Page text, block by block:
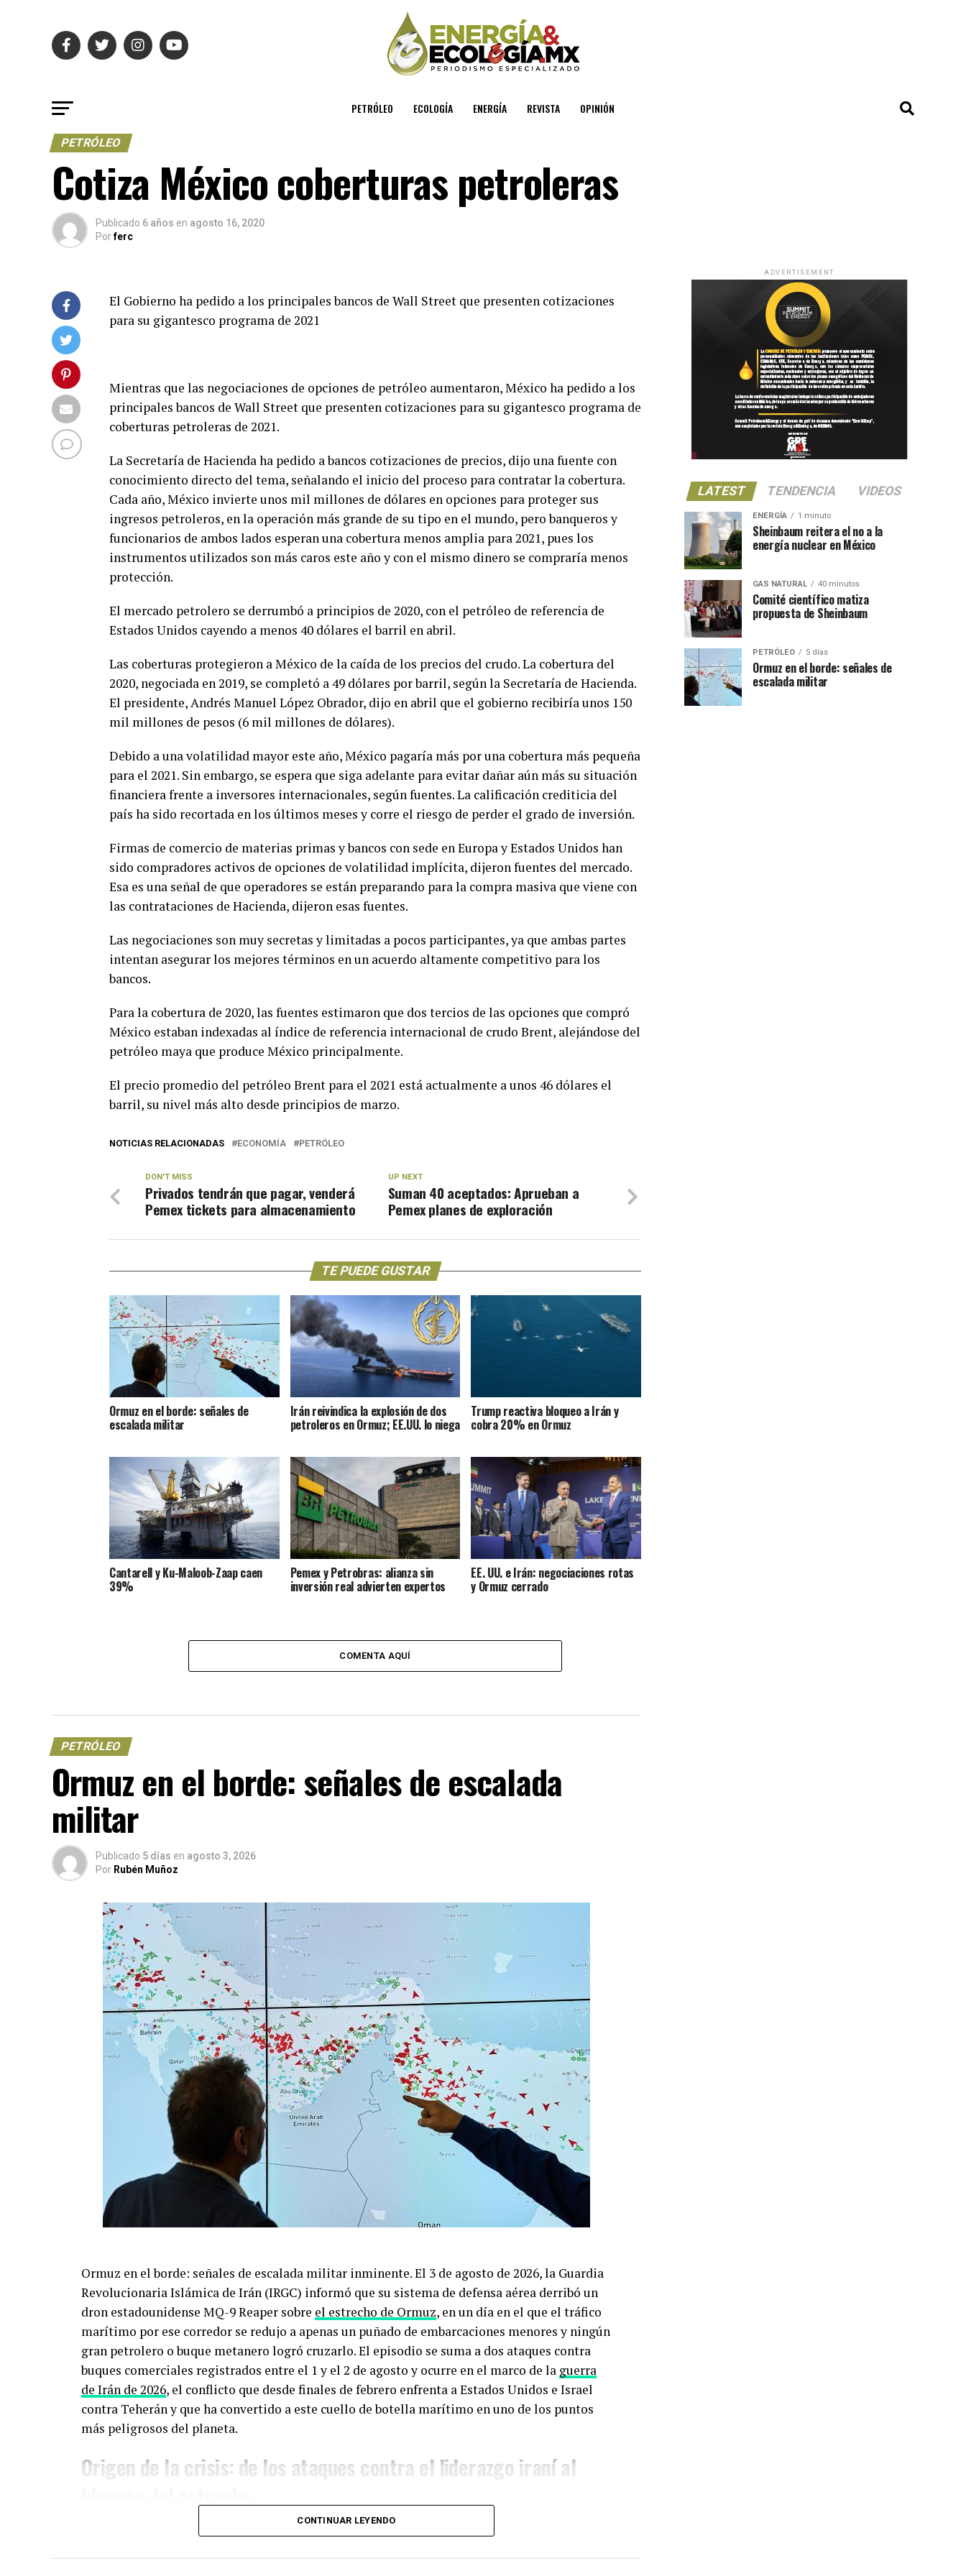
PETRÓLEO ECOLOGÍA ENERGÍA REVISTA OPINIÓN
PETRÓLEO
Cotiza México coberturas petroleras
Publicado 6 años en agosto 16, 2020
Porferc
El Gobierno ha pedido a los principales bancos de Wall Street que presenten cotizaciones
para su gigantesco programa de 2021
Mientras que las negociaciones de opciones de petróleo aumentaron, México ha pedido a los
principales bancos de Wall Street que presenten cotizaciones para su gigantesco programa de
coberturas petroleras de 2021.
La Secretaría de Hacienda ha pedido a bancos cotizaciones de precios, dijo una fuente con
conocimiento directo del tema, señalando el inicio del proceso para contratar la cobertura.
Cada año, México invierte unos mil millones de dólares en opciones para proteger sus
ingresos petroleros, en la operación más grande de su tipo en el mundo, pero banqueros y
funcionarios de ambos lados esperan una cobertura menos amplia para 2021, pues los
instrumentos utilizados son más caros este año y con el mismo dinero se compraría menos
protección.
El mercado petrolero se derrumbó a principios de 2020, con el petróleo de referencia de
Estados Unidos cayendo a menos 40 dólares el barril en abril.
Las coberturas protegieron a México de la caída de los precios del crudo. La cobertura del
2020, negociada en 2019, se completó a 49 dólares por barril, según la Secretaría de Hacienda.
El presidente, Andrés Manuel López Obrador, dijo en abril que el gobierno recibiría unos 150
mil millones de pesos (6 mil millones de dólares).
Debido a una volatilidad mayor este año, México pagaría más por una cobertura más pequeña
para el 2021. Sin embargo, se espera que siga adelante para evitar dañar aún más su situación
financiera frente a inversores internacionales, según fuentes. La calificación crediticia del
país ha sido recortada en los últimos meses y corre el riesgo de perder el grado de inversión.
Firmas de comercio de materias primas y bancos con sede en Europa y Estados Unidos han
sido compradores activos de opciones de volatilidad implícita, dijeron fuentes del mercado.
Esa es una señal de que operadores se están preparando para la compra masiva que viene con
las contrataciones de Hacienda, dijeron esas fuentes.
Las negociaciones son muy secretas y limitadas a pocos participantes, ya que ambas partes
intentan asegurar los mejores términos en un acuerdo altamente competitivo para los
bancos.
Para la cobertura de 2020, las fuentes estimaron que dos tercios de las opciones que compró
México estaban indexadas al índice de referencia internacional de crudo Brent, alejándose del
petróleo maya que produce México principalmente.
El precio promedio del petróleo Brent para el 2021 está actualmente a unos 46 dólares el
barril, su nivel más alto desde principios de marzo.
NOTICIAS RELACIONADAS ECONOMÍA PETRÓLEO
UP NEXT
Suman 40 aceptados: Aprueban a
Pemex planes de exploración
DON'T MISS
Privados tendrán que pagar, venderá
Pemex tickets para almacenamiento
TE PUEDE GUSTAR
Ormuz en el borde: señales de
escalada militar
Irán reivindica la explosión de dos
petroleros en Ormuz; EE.UU. lo niega
Trump reactiva bloqueo a Irán y
cobra 20% en Ormuz
Cantarell y Ku-Maloob-Zaap caen
39%
Pemex y Petrobras: alianza sin
inversión real advierten expertos
EE. UU. e Irán: negociaciones rotas
y Ormuz cerrado
COMENTA AQUÍ
PETRÓLEO
Ormuz en el borde: señales de escalada
militar
Publicado 5 días en agosto 3, 2026
Por Rubén Muñoz
Ormuz en el borde: señales de escalada militar inminente. El 3 de agosto de 2026, la Guardia
Revolucionaria Islámica de Irán (IRGC) informó que su sistema de defensa aérea derribó un
dron estadounidense MQ-9 Reaper sobre el estrecho de Ormuz, en un día en el que el tráfico
marítimo por ese corredor se redujo a apenas un puñado de embarcaciones menores y ningún
gran petrolero o buque metanero logró cruzarlo. El episodio se suma a dos ataques contra
buques comerciales registrados entre el 1 y el 2 de agosto y ocurre en el marco de la guerra
de Irán de 2026, el conflicto que desde finales de febrero enfrenta a Estados Unidos e Israel
contra Teherán y que ha convertido a este cuello de botella marítimo en uno de los puntos
más peligrosos del planeta.
Origen de la crisis: de los ataques contra el liderazgo iraní al
La actual fase de tensión arrancó el 28 de febrero de 2026, cuando fuerzas estadounidenses e
CONTINUAR LEYENDO
ADVERTISEMENT
LATEST TENDENCIA VIDEOS
ENERGÍA 1 minuto
Sheinbaum reitera el no a la
energía nuclear en México
GAS NATURAL 40 minutos
Comité científico matiza
propuesta de Sheinbaum
PETRÓLEO 5 días
Ormuz en el borde: señales de
escalada militar